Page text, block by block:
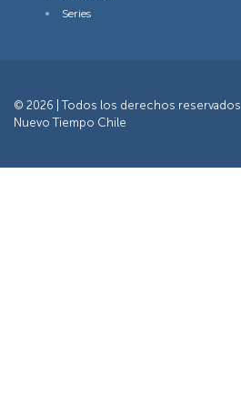
Series
© 2026 | Todos los derechos reservados
Nuevo Tiempo Chile